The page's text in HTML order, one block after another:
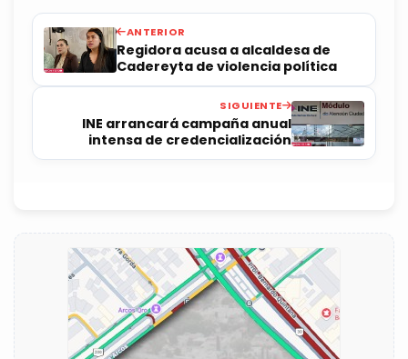
ANTERIOR
Regidora acusa a alcaldesa de
Cadereyta de violencia política
SIGUIENTE
INE arrancará campaña anual
intensa de credencialización